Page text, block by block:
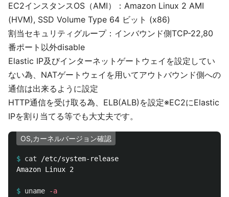
EC2インスタンスOS（AMI）：Amazon Linux 2 AMI
(HVM), SSD Volume Type 64 ビット (x86)
割当セキュリティグループ：インバウンド側TCP-22,80
番ポート以外disable
Elastic IP及びインターネットゲートウェイを設定してい
ない為、NATゲートウェイを用いてアウトバウンド側への
通信は出来るように設定
HTTP通信を受け取る為、ELB(ALB)を設定※EC2にElastic
IPを割り当てる等でも大丈夫です。
OS,カーネルバージョン確認
$ cat
Amazon Linux 2
$ uname
-a